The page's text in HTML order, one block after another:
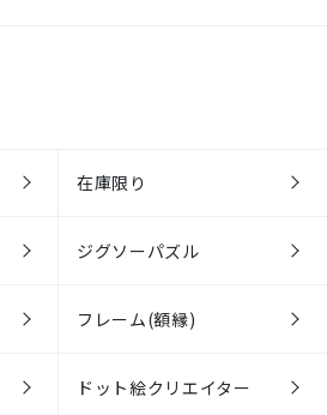
在庫限り
ジグソーパズル
フレーム(額縁)
ドット絵クリエイター